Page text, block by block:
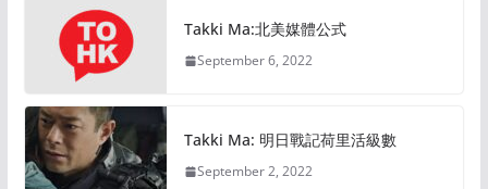
Takki Ma:北美媒體公式
September 6, 2022
Takki Ma: 明日戰記荷里活級數
September 2, 2022